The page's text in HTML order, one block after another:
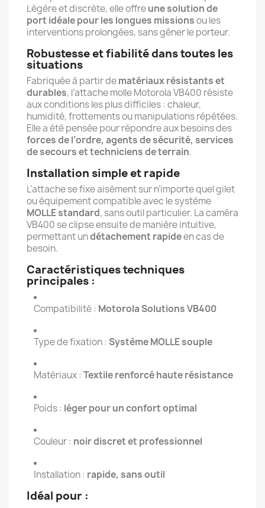
Légère et discrète, elle offreune solution de
port idéale pour les longues missionsou les
interventions prolongées, sans gêner le porteur.
Robustesse et fiabilité dans toutes les
situations
Fabriquée à partir dematériaux résistants et
durables, l’attache molle Motorola VB400 résiste
aux conditions les plus difficiles : chaleur,
humidité, frottements ou manipulations répétées.
Elle a été pensée pour répondre aux besoins des
forces de l’ordre, agents de sécurité, services
de secours et techniciens de terrain.
Installation simple et rapide
L’attache se fixe aisément sur n’importe quel gilet
ou équipement compatible avec le système
MOLLE standard, sans outil particulier. La caméra
VB400 se clipse ensuite de manière intuitive,
permettant undétachement rapideen cas de
besoin.
Caractéristiques techniques
principales :
Compatibilité : Motorola Solutions VB400
Type de fixation : Système MOLLE souple
Matériaux : Textile renforcé haute résistance
Poids : léger pour un confort optimal
Couleur : noir discret et professionnel
Installation : rapide, sans outil
Idéal pour :